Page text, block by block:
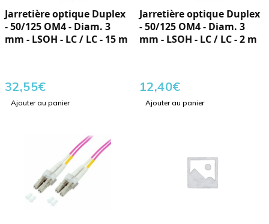
Jarretière optique Duplex
- 50/125 OM4 - Diam. 3
mm - LSOH - LC / LC - 15 m
32,55€
Ajouter au panier
Jarretière optique Duplex
- 50/125 OM4 - Diam. 3
mm - LSOH - LC / LC - 2 m
12,40€
Ajouter au panier